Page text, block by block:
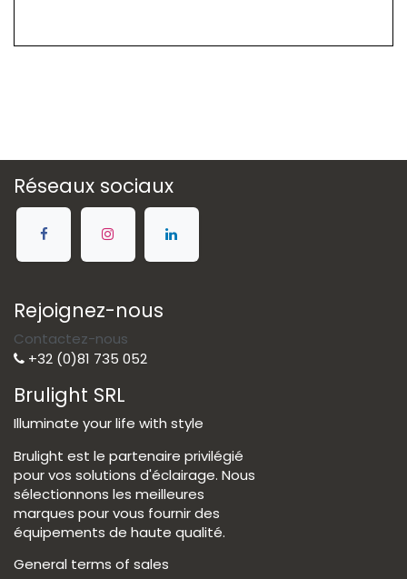
Réseaux sociaux
Rejoignez-nous
Contactez-nous
+32 (0)81 735 052
Brulight SRL
Illuminate your life with style
Brulight est le partenaire privilégié
pour vos solutions d'éclairage. Nous
sélectionnons les meilleures
marques pour vous fournir des
équipements de haute qualité.
General terms of sales